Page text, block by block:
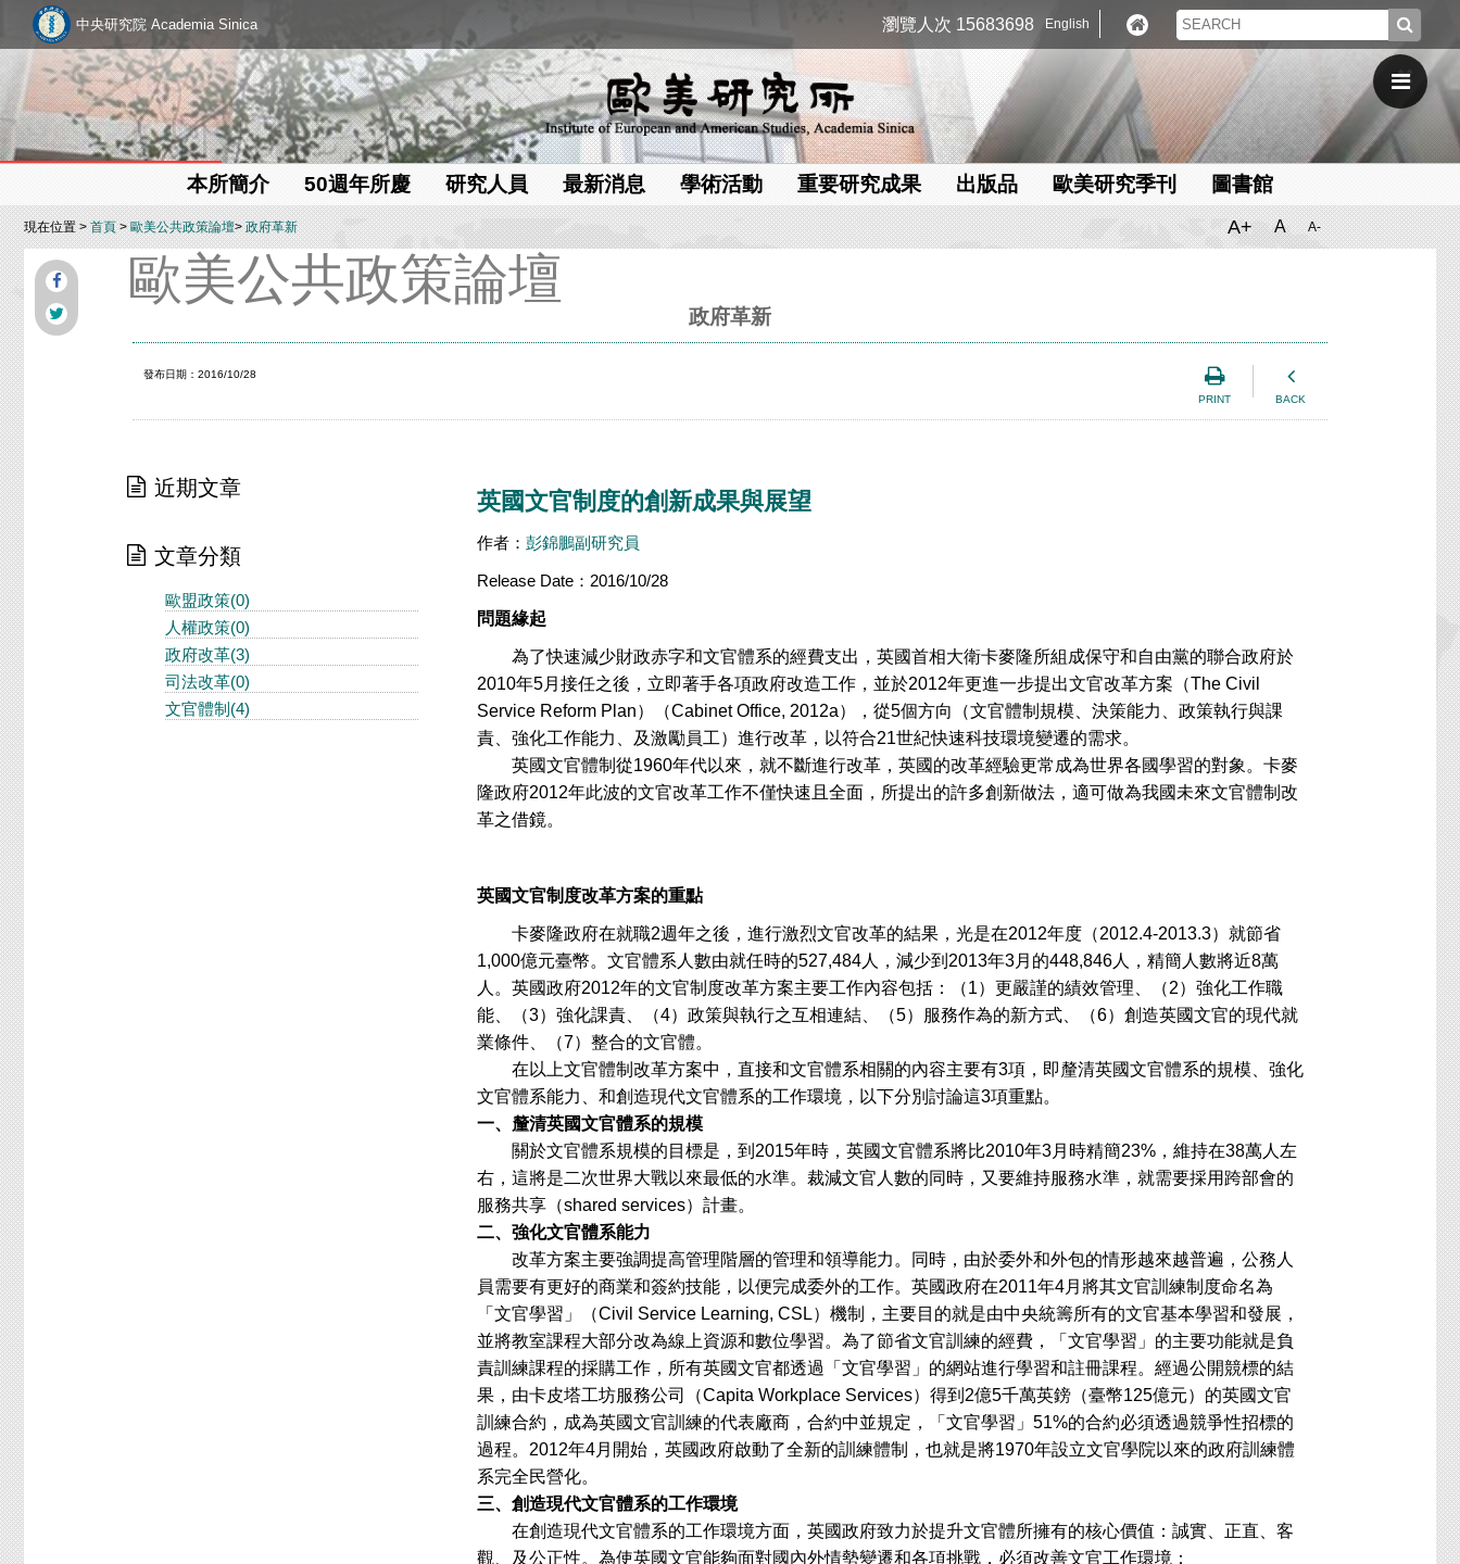
中央研究院 Academia Sinica 瀏覽人次 15683698 English
本所簡介 50週年所慶 研究人員 最新消息 學術活動 重要研究成果 出版品 歐美研究季刊 圖書館
現在位置 >首頁>歐美公共政策論壇>政府革新 A+ A A-
歐美公共政策論壇
政府革新
PRINT BACK
發布日期：2016/10/28
近期文章
文章分類
歐盟政策(0)
人權政策(0)
政府改革(3)
司法改革(0)
文官體制(4)
英國文官制度的創新成果與展望
作者： 彭錦鵬副研究員
Release Date：2016/10/28
問題緣起
為了快速減少財政赤字和文官體系的經費支出，英國首相大衛卡麥隆所組成保守和自由黨的聯合政府於
2010年5月接任之後，立即著手各項政府改造工作，並於2012年更進一步提出文官改革方案（The Civil
Service Reform Plan）（Cabinet Office, 2012a），從5個方向（文官體制規模、決策能力、政策執行與課
責、強化工作能力、及激勵員工）進行改革，以符合21世紀快速科技環境變遷的需求。
英國文官體制從1960年代以來，就不斷進行改革，英國的改革經驗更常成為世界各國學習的對象。卡麥
隆政府2012年此波的文官改革工作不僅快速且全面，所提出的許多創新做法，適可做為我國未來文官體制改
革之借鏡。
英國文官制度改革方案的重點
卡麥隆政府在就職2週年之後，進行激烈文官改革的結果，光是在2012年度（2012.4-2013.3）就節省
1,000億元臺幣。文官體系人數由就任時的527,484人，減少到2013年3月的448,846人，精簡人數將近8萬
人。英國政府2012年的文官制度改革方案主要工作內容包括：（1）更嚴謹的績效管理、（2）強化工作職
能、（3）強化課責、（4）政策與執行之互相連結、（5）服務作為的新方式、（6）創造英國文官的現代就
業條件、（7）整合的文官體。
在以上文官體制改革方案中，直接和文官體系相關的內容主要有3項，即釐清英國文官體系的規模、強化
文官體系能力、和創造現代文官體系的工作環境，以下分別討論這3項重點。
一、釐清英國文官體系的規模
關於文官體系規模的目標是，到2015年時，英國文官體系將比2010年3月時精簡23%，維持在38萬人左
右，這將是二次世界大戰以來最低的水準。裁減文官人數的同時，又要維持服務水準，就需要採用跨部會的
服務共享（shared services）計畫。
二、強化文官體系能力
改革方案主要強調提高管理階層的管理和領導能力。同時，由於委外和外包的情形越來越普遍，公務人
員需要有更好的商業和簽約技能，以便完成委外的工作。英國政府在2011年4月將其文官訓練制度命名為
「文官學習」（Civil Service Learning, CSL）機制，主要目的就是由中央統籌所有的文官基本學習和發展，
並將教室課程大部分改為線上資源和數位學習。為了節省文官訓練的經費，「文官學習」的主要功能就是負
責訓練課程的採購工作，所有英國文官都透過「文官學習」的網站進行學習和註冊課程。經過公開競標的結
果，由卡皮塔工坊服務公司（Capita Workplace Services）得到2億5千萬英鎊（臺幣125億元）的英國文官
訓練合約，成為英國文官訓練的代表廠商，合約中並規定，「文官學習」51%的合約必須透過競爭性招標的
過程。2012年4月開始，英國政府啟動了全新的訓練體制，也就是將1970年設立文官學院以來的政府訓練體
系完全民營化。
三、創造現代文官體系的工作環境
在創造現代文官體系的工作環境方面，英國政府致力於提升文官體所擁有的核心價值：誠實、正直、客
觀、及公正性。為使英國文官能夠面對國內外情勢變遷和各項挑戰，必須改善文官工作環境：